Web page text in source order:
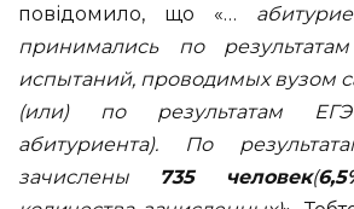
повідомило, що «…
принимались по
испытаний, проводимых вузом
(или) по результатам
абитуриента). По
зачислены
735 человек(